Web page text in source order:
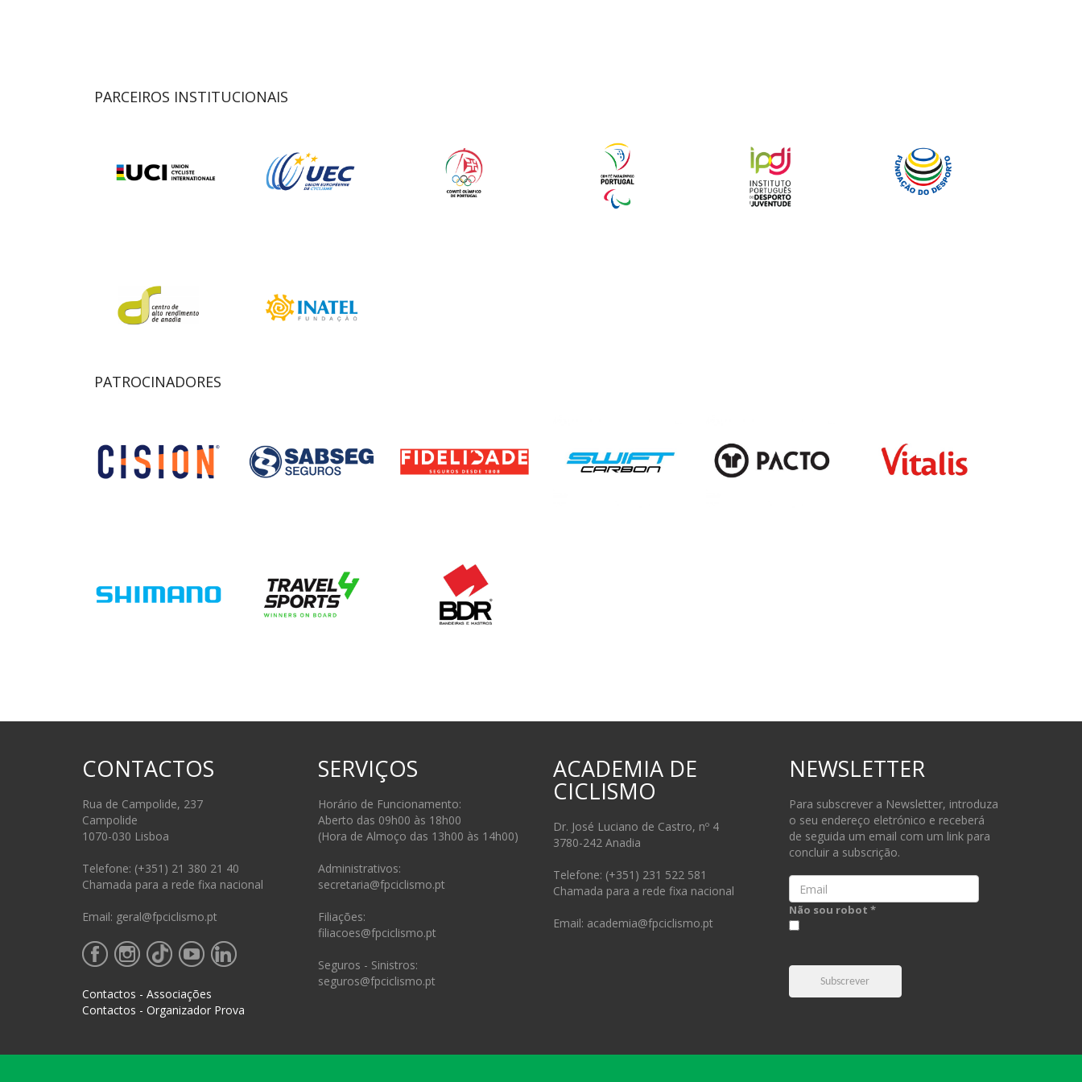
PARCEIROS INSTITUCIONAIS
PATROCINADORES
CONTACTOS
Rua de Campolide, 237
Campolide
1070-030 Lisboa
Telefone: (+351) 21 380 21 40
Chamada para a rede fixa nacional
Email: geral@fpciclismo.pt
Contactos - Associações
Contactos - Organizador Prova
SERVIÇOS
Horário de Funcionamento:
Aberto das 09h00 às 18h00
(Hora de Almoço das 13h00 às 14h00)
Administrativos:
secretaria@fpciclismo.pt
Filiações:
filiacoes@fpciclismo.pt
Seguros - Sinistros:
seguros@fpciclismo.pt
ACADEMIA DE
CICLISMO
Dr. José Luciano de Castro, nº 4
3780-242 Anadia
Telefone: (+351) 231 522 581
Chamada para a rede fixa nacional
Email: academia@fpciclismo.pt
NEWSLETTER
Para subscrever a Newsletter, introduza
o seu endereço eletrónico e receberá
de seguida um email com um link para
concluir a subscrição.
Email
Não sou robot *
Subscrever